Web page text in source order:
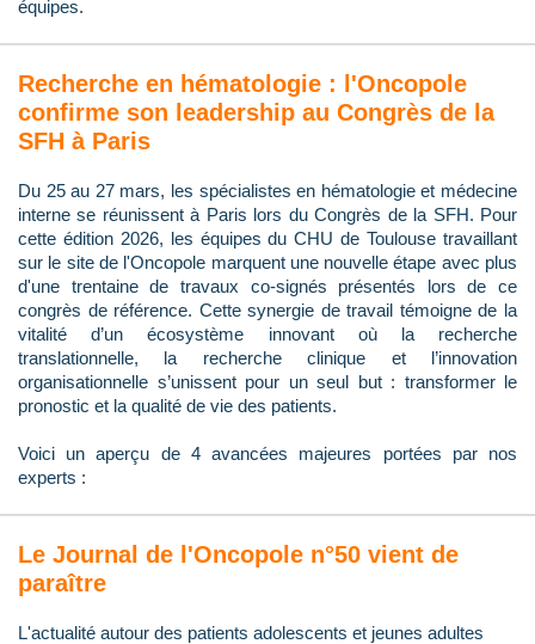
équipes.
Recherche en hématologie : l'Oncopole
confirme son leadership au Congrès de la
SFH à Paris
Du 25 au 27 mars, les spécialistes en hématologie et médecine
interne se réunissent à Paris lors du Congrès de la SFH. Pour
cette édition 2026, les équipes du CHU de Toulouse travaillant
sur le site de l'Oncopole marquent une nouvelle étape avec plus
d'une trentaine de travaux co-signés présentés lors de ce
congrès de référence. Cette synergie de travail témoigne de la
vitalité d’un écosystème innovant où la recherche
translationnelle, la recherche clinique et l’innovation
organisationnelle s’unissent pour un seul but : transformer le
pronostic et la qualité de vie des patients.
Voici un aperçu de 4 avancées majeures portées par nos
experts :
Le Journal de l'Oncopole n°50 vient de
paraître
L'actualité autour des patients adolescents et jeunes adultes